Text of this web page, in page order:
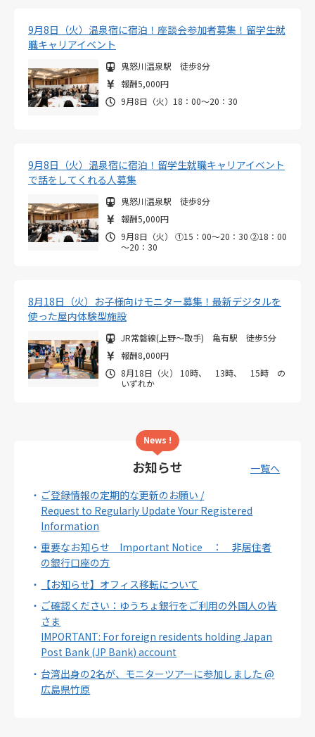
9月8日（火）温泉宿に宿泊！座談会参加者募集！留学生就
職キャリアイベント
鬼怒川温泉駅 徒歩8分
報酬5,000円
9月8日（火）18：00～20：30
9月8日（火）温泉宿に宿泊！留学生就職キャリアイベント
で話をしてくれる人募集
鬼怒川温泉駅 徒歩8分
報酬5,000円
9月8日（火） ①15：00～20：30 ②18：00
～20：30
8月18日（火）お子様向けモニター募集！最新デジタルを
使った屋内体験型施設
JR常磐線(上野～取手) 亀有駅 徒歩5分
報酬8,000円
8月18日（火） 10時、 13時、 15時 の
いずれか
News !
お知らせ
一覧へ
ご登録情報の定期的な更新のお願い /
Request to Regularly Update Your Registered
Information
重要なお知らせ Important Notice ： 非居住者
の銀行口座の方
【お知らせ】オフィス移転について
ご確認ください：ゆうちょ銀行をご利用の外国人の皆
さま
IMPORTANT: For foreign residents holding Japan
Post Bank (JP Bank) account
台湾出身の2名が、モニターツアーに参加しました @
広島県竹原